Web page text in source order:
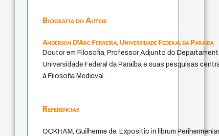
Biografia do Autor
Anderson D'Arc Ferreira,Universidade Federal da Paraíba
Doutor em Filosofia, Professor Adjunto do
Universidade Federal da Paraíba e suas pesquisas
à Filosofia Medieval.
Referências
OCKHAM, Guilherme de. Expositio in librum